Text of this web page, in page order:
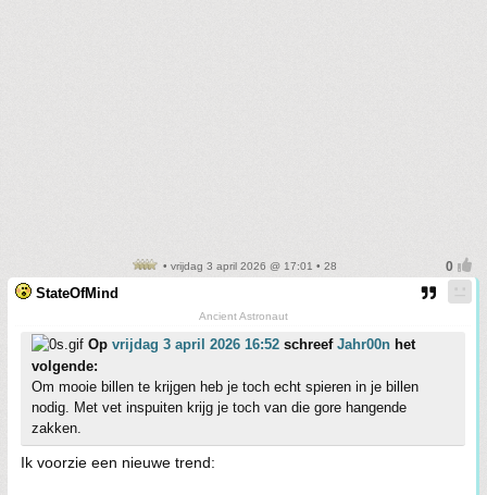
• vrijdag 3 april 2026 @ 17:01 • 28
StateOfMind
Ancient Astronaut
Op vrijdag 3 april 2026 16:52 schreef Jahr00n het
volgende:
Om mooie billen te krijgen heb je toch echt spieren in je billen
nodig. Met vet inspuiten krijg je toch van die gore hangende
zakken.
Ik voorzie een nieuwe trend: